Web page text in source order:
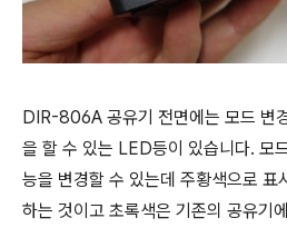
DIR-806A 공유기 전면에는 모드 변
을 할 수 있는 LED등이 있습니다. 모
능을 변경할 수 있는데 주황색으로 표
하는 것이고 초록색은 기존의 공유기